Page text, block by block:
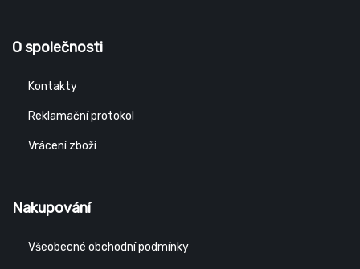
O společnosti
Kontakty
Reklamační protokol
Vrácení zboží
Nakupování
Všeobecné obchodní podmínky